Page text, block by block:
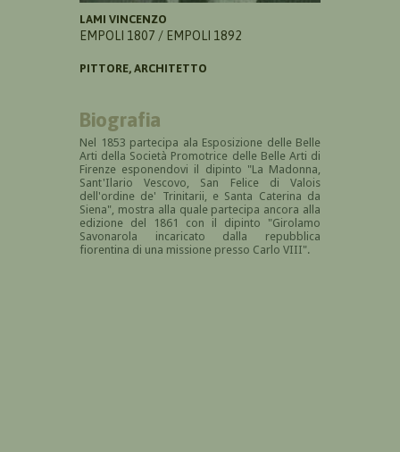
LAMI VINCENZO
EMPOLI 1807 / EMPOLI 1892
PITTORE, ARCHITETTO
Biografia
Nel 1853 partecipa ala Esposizione delle Belle
Arti della Società Promotrice delle Belle Arti di
Firenze esponendovi il dipinto "La Madonna,
Sant'Ilario Vescovo, San Felice di Valois
dell'ordine de' Trinitarii, e Santa Caterina da
Siena", mostra alla quale partecipa ancora alla
edizione del 1861 con il dipinto "Girolamo
Savonarola incaricato dalla repubblica
fiorentina di una missione presso Carlo VIII".